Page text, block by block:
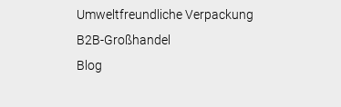
Umweltfreundliche Verpackung
B2B-Großhandel
Blog